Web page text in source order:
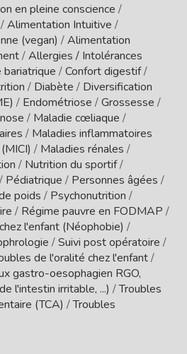
en pleine conscience /
/Alimentation Intuitive /
(vegan) /Alimentation
/Allergies / Intolérances
bariatrique /Confort digestif/
/ Diabète / Diversification
/ Endométriose /Grossesse /
/ Maladie cœliaque /
/ Maladies inflammatoires
/ Maladies rénales /
/ Nutrition du sportif/
/ Pédiatrique / Personnes âgées /
poids / Psychonutrition /
/ Régime pauvre en FODMAP /
l'enfant (Néophobie) /
/Suivi post opératoire /
de l'oralité chez l'enfant/
gastro-oesophagien RGO,
l'intestin irritable, ...) /Troubles
(TCA) /Troubles